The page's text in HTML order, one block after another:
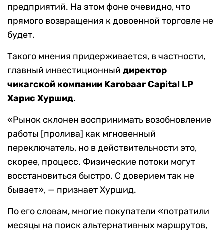
предприятий. На этом фоне очевидно, что
прямого возвращения к довоенной торговле не
будет.
Такого мнения придерживается, в частности,
главный инвестиционный директор
чикагской компании Karobaar Capital LP
Харис Хуршид.
«Рынок склонен воспринимать возобновление
работы [пролива] как мгновенный
переключатель, но в действительности это,
скорее, процесс. Физические потоки могут
восстановиться быстро. С доверием так не
бывает», — признает Хуршид.
По его словам, многие покупатели «потратили
месяцы на поиск альтернативных маршрутов,